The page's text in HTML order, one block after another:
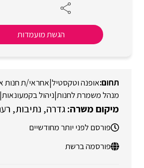
הגשת מועמדות
אופנה וטקסטיל|אחראי/ת חנות
מנהל משמרת לחנות|ניהול בקמעונאות|
גדרה נתיבות
פורסם לפני יותר מחודשיים
פורסמה ברשת